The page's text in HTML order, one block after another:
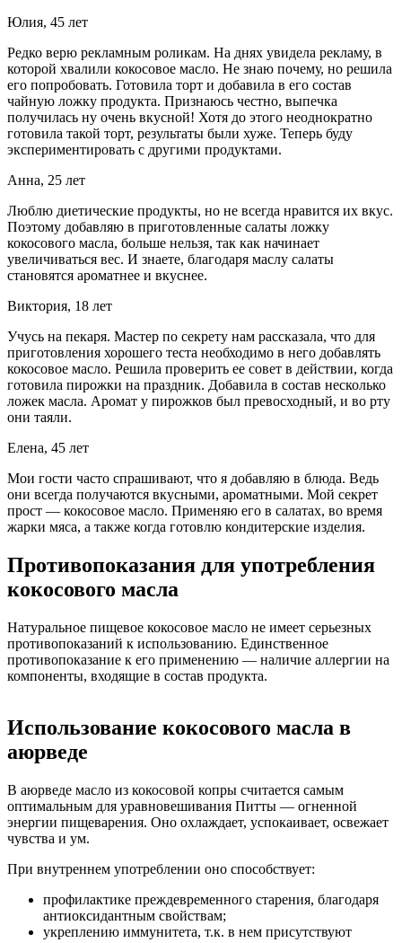
Юлия, 45 лет
Редко верю рекламным роликам. На днях увидела рекламу, в
которой хвалили кокосовое масло. Не знаю почему, но решила
его попробовать. Готовила торт и добавила в его состав
чайную ложку продукта. Признаюсь честно, выпечка
получилась ну очень вкусной! Хотя до этого неоднократно
готовила такой торт, результаты были хуже. Теперь буду
экспериментировать с другими продуктами.
Анна, 25 лет
Люблю диетические продукты, но не всегда нравится их вкус.
Поэтому добавляю в приготовленные салаты ложку
кокосового масла, больше нельзя, так как начинает
увеличиваться вес. И знаете, благодаря маслу салаты
становятся ароматнее и вкуснее.
Виктория, 18 лет
Учусь на пекаря. Мастер по секрету нам рассказала, что для
приготовления хорошего теста необходимо в него добавлять
кокосовое масло. Решила проверить ее совет в действии, когда
готовила пирожки на праздник. Добавила в состав несколько
ложек масла. Аромат у пирожков был превосходный, и во рту
они таяли.
Елена, 45 лет
Мои гости часто спрашивают, что я добавляю в блюда. Ведь
они всегда получаются вкусными, ароматными. Мой секрет
прост — кокосовое масло. Применяю его в салатах, во время
жарки мяса, а также когда готовлю кондитерские изделия.
Противопоказания для употребления
кокосового масла
Натуральное пищевое кокосовое масло не имеет серьезных
противопоказаний к использованию. Единственное
противопоказание к его применению — наличие аллергии на
компоненты, входящие в состав продукта.
Использование кокосового масла в
аюрведе
В аюрведе масло из кокосовой копры считается самым
оптимальным для уравновешивания Питты — огненной
энергии пищеварения. Оно охлаждает, успокаивает, освежает
чувства и ум.
При внутреннем употреблении оно способствует:
профилактике преждевременного старения, благодаря
антиоксидантным свойствам;
укреплению иммунитета, т.к. в нем присутствуют